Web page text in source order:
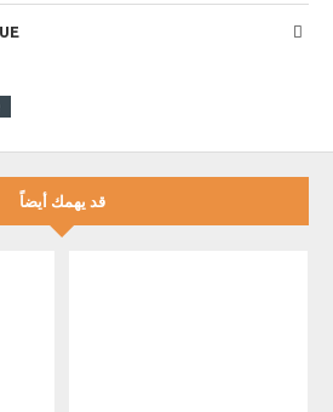
قد يهمك أيضاً